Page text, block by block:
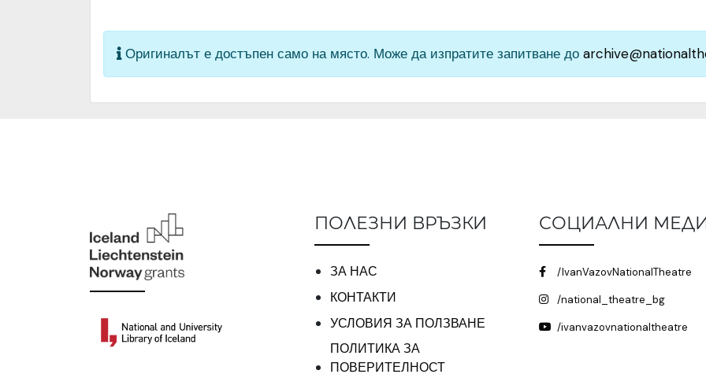
Оригиналът е достъпен само на място. Може да изпратите запитване до
ПОЛЕЗНИ ВРЪЗКИ
ЗА НАС
КОНТАКТИ
УСЛОВИЯ ЗА ПОЛЗВАНЕ
ПОЛИТИКА ЗА
ПОВЕРИТЕЛНОСТ
СОЦИАЛНИ
/IvanVazovNationalTheatre
/national_theatre_bg
/ivanvazovnationaltheatre